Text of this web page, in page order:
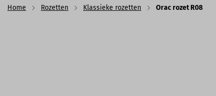
Home Rozetten Klassieke rozetten Orac rozet R08